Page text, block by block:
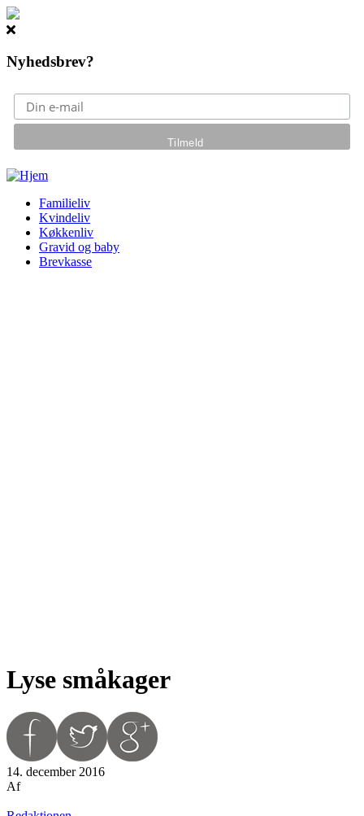
Nyhedsbrev?
Gå til hovedindhold
Familieliv
Kvindeliv
Køkkenliv
Gravid og baby
Brevkasse
Lyse småkager
14. december 2016
Af